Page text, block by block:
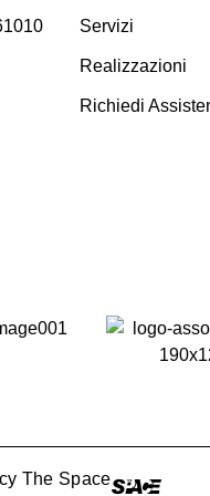
Servizi
Realizzazioni
Richiedi
The Space